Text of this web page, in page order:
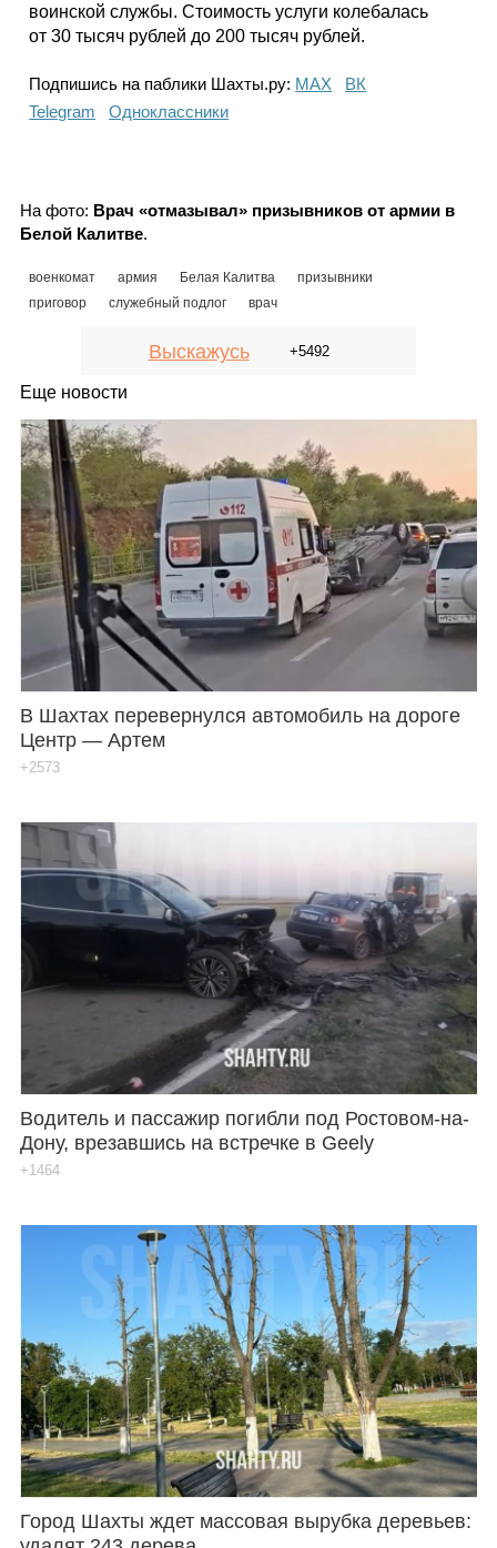
воинской службы. Стоимость услуги колебалась
от 30 тысяч рублей до 200 тысяч рублей.
Подпишись на паблики Шахты.ру: МАХ
ВК
Telegram
Одноклассники
На фото: Врач «отмазывал» призывников от армии в
Белой Калитве.
военкомат армия Белая Калитва
призывники
приговор
служебный подлог врач
Выскажусь +5492
Еще новости
В Шахтах перевернулся автомобиль на дороге
Центр — Артем
+2573
Водитель и пассажир погибли под Ростовом-на-
Дону, врезавшись на встречке в Geely
+1464
Город Шахты ждет массовая вырубка деревьев: